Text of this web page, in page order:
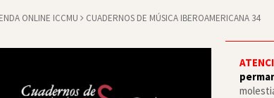
ONLINE ICCMU CUADERNOS DE MÚSICA IBEROAMERICANA 34